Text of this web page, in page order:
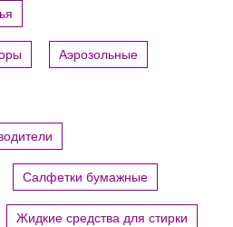
Аэрозольные
Салфетки бумажные
Жидкие средства для стирки